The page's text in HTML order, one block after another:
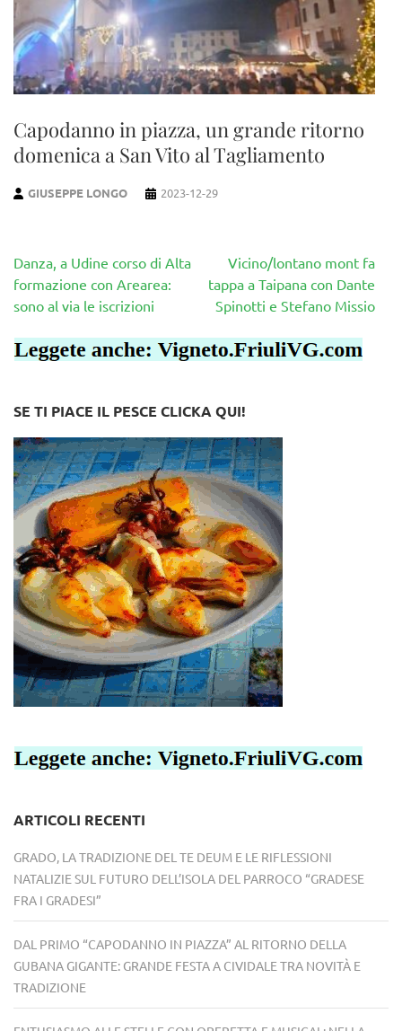
Capodanno in piazza, un grande ritorno
domenica a San Vito al Tagliamento
GIUSEPPE LONGO 2023-12-29
Navigazione
articoli
Danza, a Udine corso di Alta
formazione con Arearea:
sono al via le iscrizioni
Vicino/lontano mont fa
tappa a Taipana con Dante
Spinotti e Stefano Missio
SE TI PIACE IL PESCE CLICKA QUI!
ARTICOLI RECENTI
GRADO, LA TRADIZIONE DEL TE DEUM E LE RIFLESSIONI
NATALIZIE SUL FUTURO DELL’ISOLA DEL PARROCO “GRADESE
FRA I GRADESI”
DAL PRIMO “CAPODANNO IN PIAZZA” AL RITORNO DELLA
GUBANA GIGANTE: GRANDE FESTA A CIVIDALE TRA NOVITÀ E
TRADIZIONE